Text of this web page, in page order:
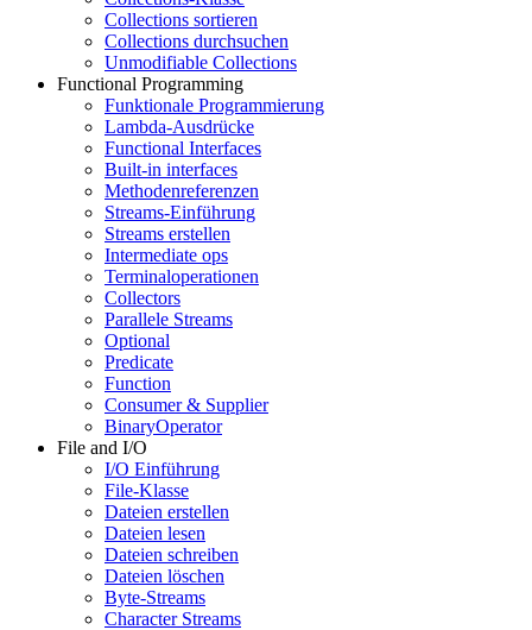
Collections sortieren
Collections durchsuchen
Unmodifiable Collections
Functional Programming
Funktionale Programmierung
Lambda-Ausdrücke
Functional Interfaces
Built-in interfaces
Methodenreferenzen
Streams-Einführung
Streams erstellen
Intermediate ops
Terminaloperationen
Collectors
Parallele Streams
Optional
Predicate
Function
Consumer & Supplier
BinaryOperator
File and I/O
I/O Einführung
File-Klasse
Dateien erstellen
Dateien lesen
Dateien schreiben
Dateien löschen
Byte-Streams
Character Streams